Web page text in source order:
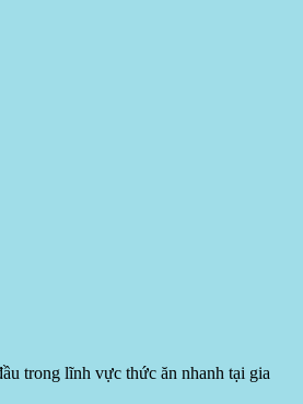
trong lĩnh vực thức ăn nhanh tại gia